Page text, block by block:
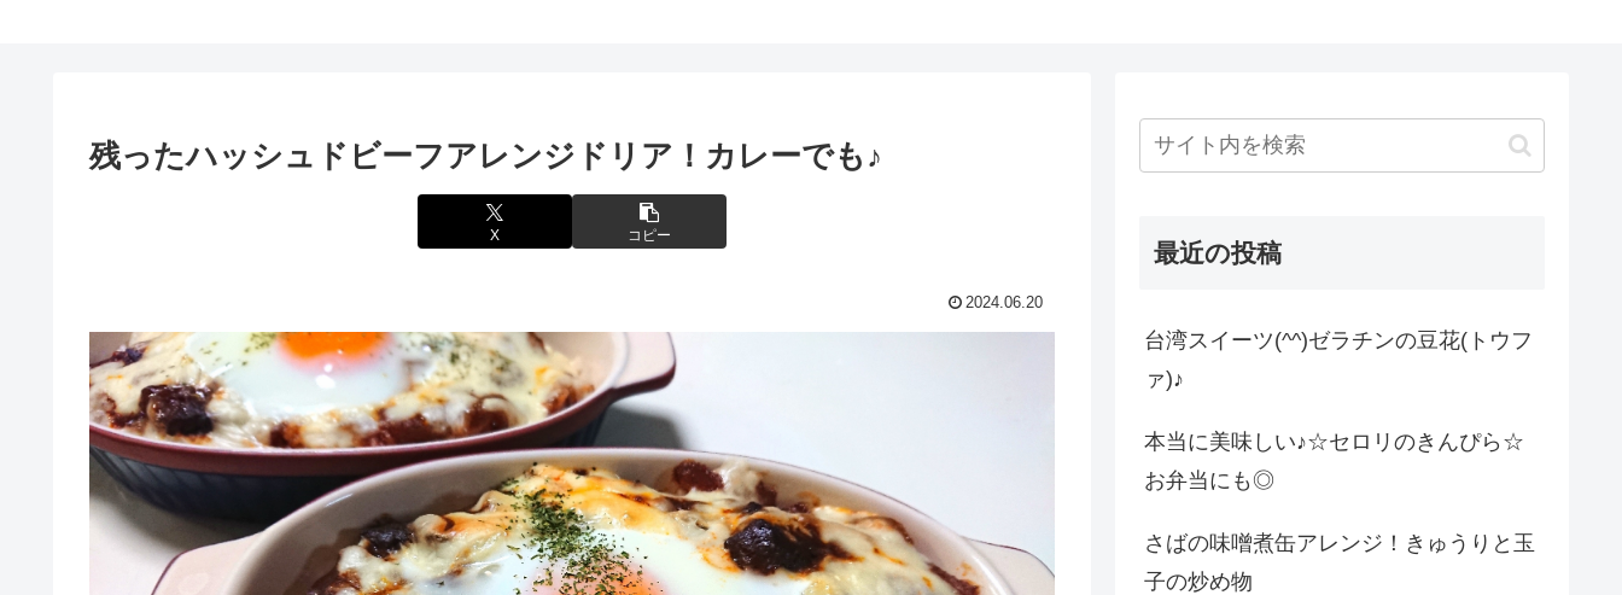
残ったハッシュドビーフアレンジドリア！カレーでも♪
X コピー
2024.06.20
最近の投稿
台湾スイーツ(^^)ゼラチンの豆花(トウフ
ァ)♪
本当に美味しい♪☆セロリのきんぴら☆
お弁当にも◎
さばの味噌煮缶アレンジ！きゅうりと玉
子の炒め物